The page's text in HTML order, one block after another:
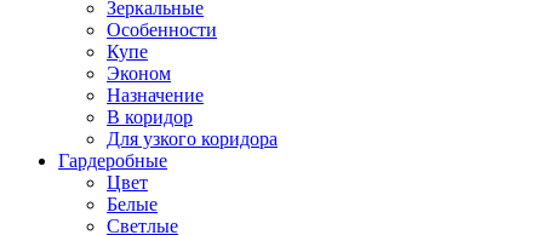
Зеркальные
Особенности
Купе
Эконом
Назначение
В коридор
Для узкого коридора
Гардеробные
Цвет
Белые
Светлые